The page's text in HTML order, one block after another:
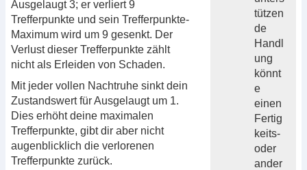
tützen
de
Handl
ung
könnt
e
einen
Fertig
keits-
oder
ander
Ausgelaugt 3; er verliert 9
Trefferpunkte und sein Trefferpunkte-
Maximum wird um 9 gesenkt. Der
Verlust dieser Trefferpunkte zählt
nicht als Erleiden von Schaden.
Mit jeder vollen Nachtruhe sinkt dein
Zustandswert für Ausgelaugt um 1.
Dies erhöht deine maximalen
Trefferpunkte, gibt dir aber nicht
augenblicklich die verlorenen
Trefferpunkte zurück.